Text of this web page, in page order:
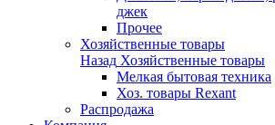
джек
Прочее
Хозяйственные товары
Назад Хозяйственные товары
Мелкая бытовая техника
Хоз. товары Rexant
Распродажа